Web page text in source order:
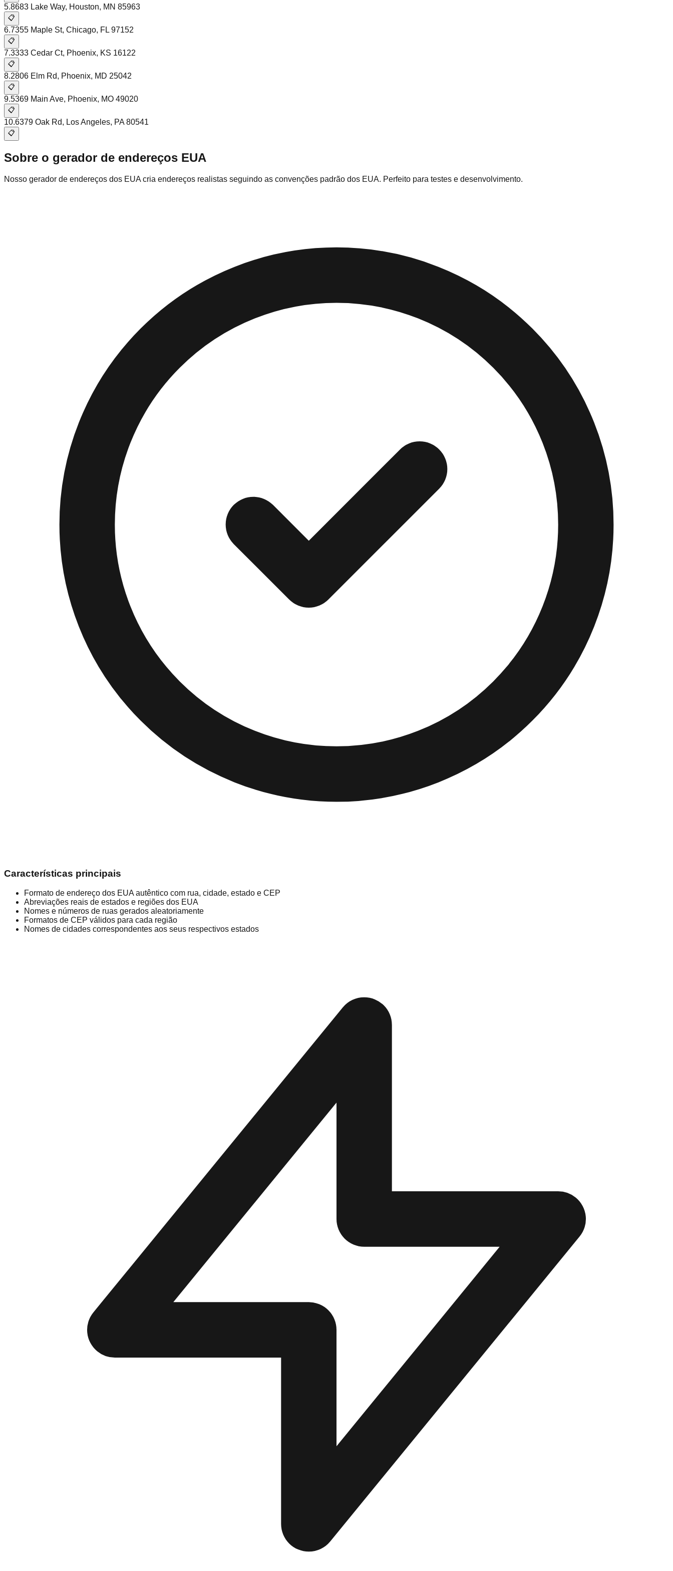
5.8683 Lake Way, Houston, MN 85963
📋
6.7355 Maple St, Chicago, FL 97152
📋
7.3333 Cedar Ct, Phoenix, KS 16122
📋
8.2806 Elm Rd, Phoenix, MD 25042
📋
9.5369 Main Ave, Phoenix, MO 49020
📋
10.6379 Oak Rd, Los Angeles, PA 80541
📋
Sobre o gerador de endereços EUA
Nosso gerador de endereços dos EUA cria endereços realistas seguindo as convenções padrão dos EUA. Perfeito para testes e desenvolvimento.
Características principais
Formato de endereço dos EUA autêntico com rua, cidade, estado e CEP
Abreviações reais de estados e regiões dos EUA
Nomes e números de ruas gerados aleatoriamente
Formatos de CEP válidos para cada região
Nomes de cidades correspondentes aos seus respectivos estados